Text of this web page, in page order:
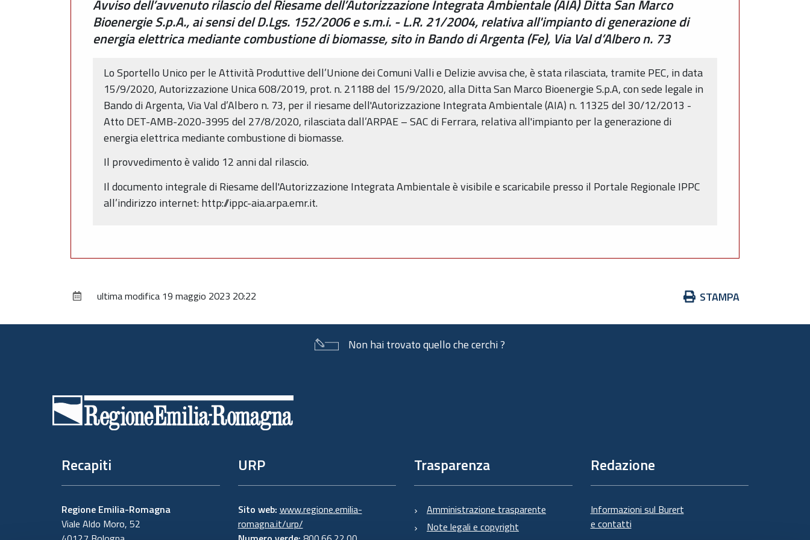
Avviso dell’avvenuto rilascio del Riesame dell’Autorizzazione Integrata Ambientale (AIA) Ditta San Marco
Bioenergie S.p.A., ai sensi del D.Lgs. 152/2006 e s.m.i. - L.R. 21/2004, relativa all'impianto di generazione di
energia elettrica mediante combustione di biomasse, sito in Bando di Argenta (Fe), Via Val d’Albero n. 73
Lo Sportello Unico per le Attività Produttive dell’Unione dei Comuni Valli e Delizie avvisa che, è stata rilasciata, tramite PEC, in data
15/9/2020, Autorizzazione Unica 608/2019, prot. n. 21188 del 15/9/2020, alla Ditta San Marco Bioenergie S.p.A, con sede legale in
Bando di Argenta, Via Val d’Albero n. 73, per il riesame dell'Autorizzazione Integrata Ambientale (AIA) n. 11325 del 30/12/2013 -
Atto DET-AMB-2020-3995 del 27/8/2020, rilasciata dall’ARPAE – SAC di Ferrara, relativa all'impianto per la generazione di
energia elettrica mediante combustione di biomasse.
Il provvedimento è valido 12 anni dal rilascio.
Il documento integrale di Riesame dell'Autorizzazione Integrata Ambientale è visibile e scaricabile presso il Portale Regionale IPPC
all’indirizzo internet: http://ippc-aia.arpa.emr.it.
Azioni
documento
STAMPA
ultima modifica 19 maggio 2023 20:22
Non hai trovato quello che cerchi ?
Recapiti
Regione Emilia-Romagna
Viale Aldo Moro, 52
URP
Sito web: www.regione.emilia-
romagna.it/urp/
Trasparenza
Amministrazione trasparente
Note legali e copyright
Redazione
Informazioni sul Burert
e contatti